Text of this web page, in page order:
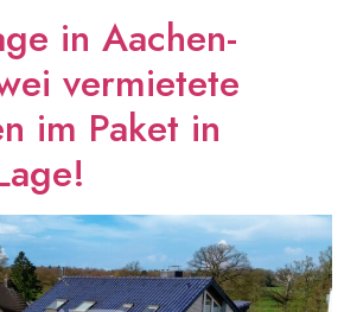
in Aachen-
vermietete
im Paket in